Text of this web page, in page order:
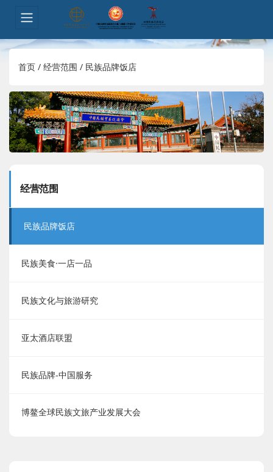
首页 / 经营范围 / 民族品牌饭店
经营范围
民族品牌饭店
民族美食·一店一品
民族文化与旅游研究
亚太酒店联盟
民族品牌-中国服务
博鳌全球民族文旅产业发展大会